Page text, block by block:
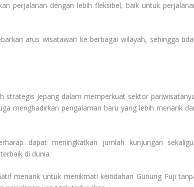
perjalanan dengan lebih fleksibel, baik untuk
arus wisatawan ke berbagai wilayah, sehingga
strategis Jepang dalam memperkuat sektor
menghadirkan pengalaman baru yang lebih menarik
dapat meningkatkan jumlah kunjungan
di dunia.
menarik untuk menikmati keindahan Gunung Fuji